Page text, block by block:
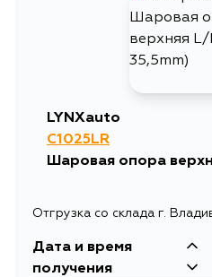
16 августа
17 августа
LYNXauto
C1025LR
Шаровая опора
Отгрузка со склада г.
Дата и время
получения